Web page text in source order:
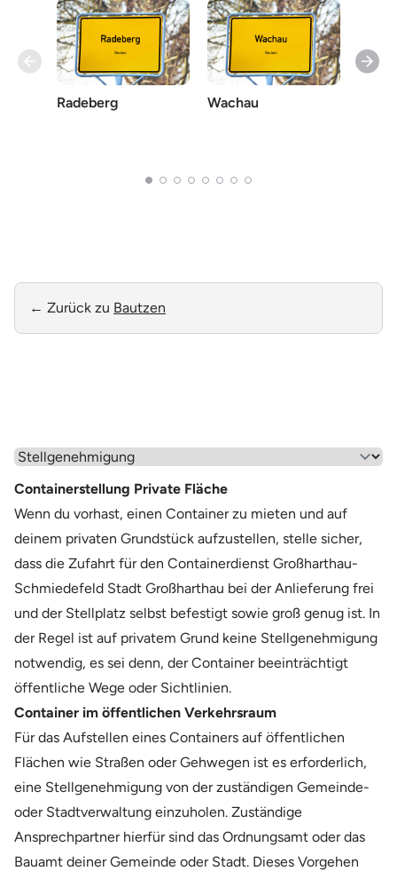
Radeberg Wachau
← Zurück zu Bautzen
Wähle einen Menüpunkt aus
Containerstellung Private Fläche
Wenn du vorhast, einen Container zu mieten und auf
deinem privaten Grundstück aufzustellen, stelle sicher,
dass die Zufahrt für den Containerdienst Großharthau-
Schmiedefeld Stadt Großharthau bei der Anlieferung frei
und der Stellplatz selbst befestigt sowie groß genug ist. In
der Regel ist auf privatem Grund keine Stellgenehmigung
notwendig, es sei denn, der Container beeinträchtigt
öffentliche Wege oder Sichtlinien.
Container im öffentlichen Verkehrsraum
Für das Aufstellen eines Containers auf öffentlichen
Flächen wie Straßen oder Gehwegen ist es erforderlich,
eine Stellgenehmigung von der zuständigen Gemeinde-
oder Stadtverwaltung einzuholen. Zuständige
Ansprechpartner hierfür sind das Ordnungsamt oder das
Bauamt deiner Gemeinde oder Stadt. Dieses Vorgehen